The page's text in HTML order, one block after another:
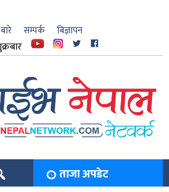
सम्पर्क बिज्ञापन
ताजा अपडेट